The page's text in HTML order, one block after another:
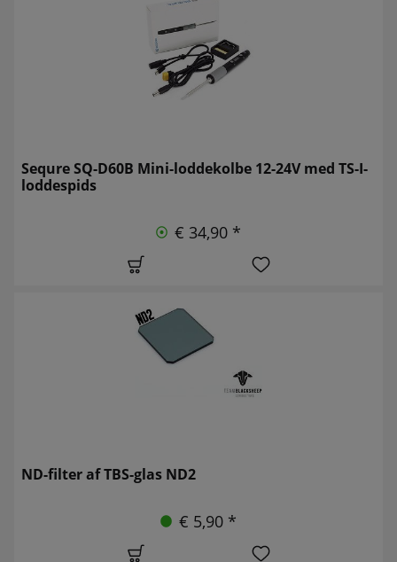
Sequre SQ-D60B Mini-loddekolbe 12-24V med TS-I-
loddespids
€ 34,90 *
ND-filter af TBS-glas ND2
€ 5,90 *